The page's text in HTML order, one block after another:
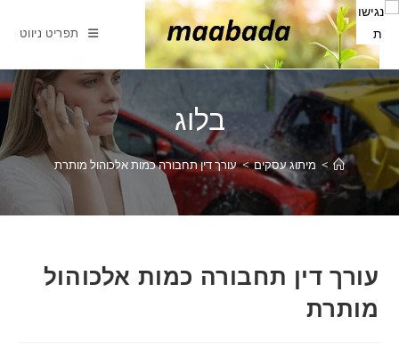
Skip
content
תפריט ניווט
בלוג
> מיתוג עסקים > עורך דין תחבורה כמות אלכוהול מותרת
עורך דין תחבורה כמות אלכוהול
מותרת